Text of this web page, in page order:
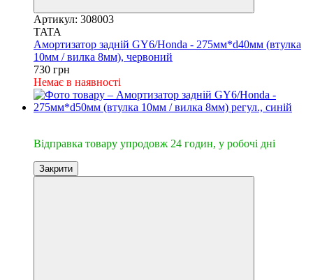
Артикул: 308003
TATA
Амортизатор задній GY6/Honda - 275мм*d40мм (втулка
10мм / вилка 8мм), червоний
730 грн
Немає в наявності
Відправка товару упродовж 24 годин, у робочі дні
Закрити